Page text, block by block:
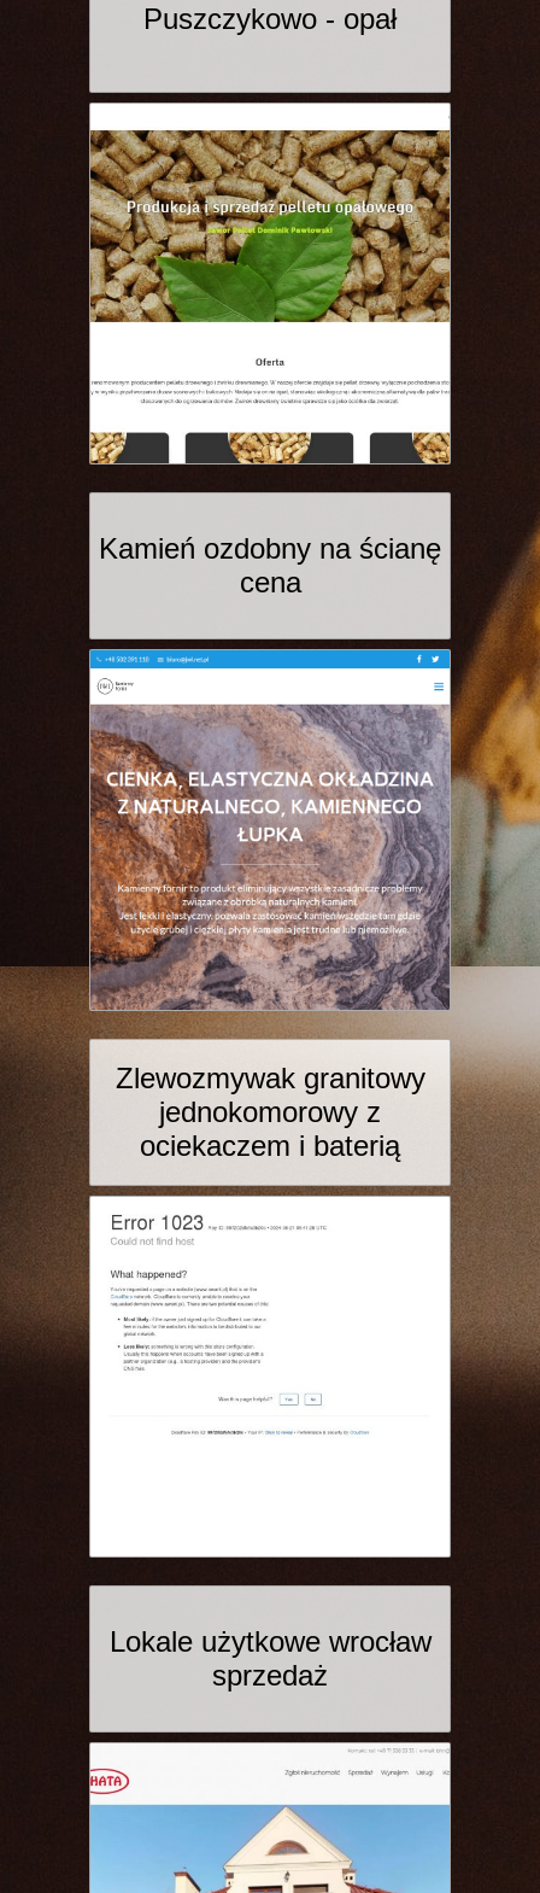
Puszczykowo - opał
Kamień ozdobny na ścianę
cena
Zlewozmywak granitowy
jednokomorowy z
ociekaczem i baterią
Lokale użytkowe wrocław
sprzedaż